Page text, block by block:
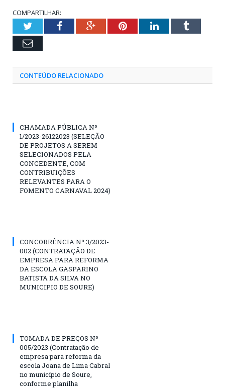
COMPARTILHAR:
TwitterFacebookGoogle+PinterestLinkedInTumblr
Email
CONTEÚDO RELACIONADO
CHAMADA PÚBLICA Nº
1/2023-26122023 (SELEÇÃO
DE PROJETOS A SEREM
SELECIONADOS PELA
CONCEDENTE, COM
CONTRIBUIÇÕES
RELEVANTES PARA O
FOMENTO CARNAVAL 2024)
CONCORRÊNCIA Nº 3/2023-
002 (CONTRATAÇÃO DE
EMPRESA PARA REFORMA
DA ESCOLA GASPARINO
BATISTA DA SILVA NO
MUNICIPIO DE SOURE)
TOMADA DE PREÇOS Nº
005/2023 (Contratação de
empresa para reforma da
escola Joana de Lima Cabral
no município de Soure,
conforme planilha